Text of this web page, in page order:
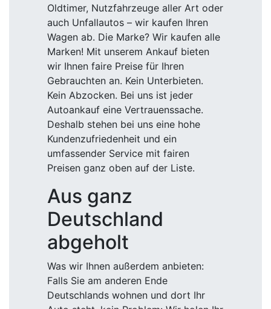
Oldtimer, Nutzfahrzeuge aller Art oder
auch Unfallautos – wir kaufen Ihren
Wagen ab. Die Marke? Wir kaufen alle
Marken! Mit unserem Ankauf bieten
wir Ihnen faire Preise für Ihren
Gebrauchten an. Kein Unterbieten.
Kein Abzocken. Bei uns ist jeder
Autoankauf eine Vertrauenssache.
Deshalb stehen bei uns eine hohe
Kundenzufriedenheit und ein
umfassender Service mit fairen
Preisen ganz oben auf der Liste.
Aus ganz
Deutschland
abgeholt
Was wir Ihnen außerdem anbieten:
Falls Sie am anderen Ende
Deutschlands wohnen und dort Ihr